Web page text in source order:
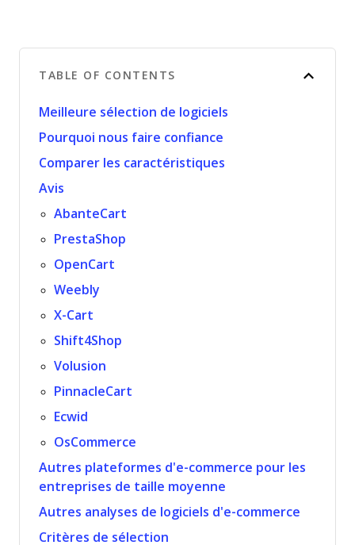
TABLE OF CONTENTS
Meilleure sélection de logiciels
Pourquoi nous faire confiance
Comparer les caractéristiques
Avis
AbanteCart
PrestaShop
OpenCart
Weebly
X-Cart
Shift4Shop
Volusion
PinnacleCart
Ecwid
OsCommerce
Autres plateformes d'e-commerce pour les
entreprises de taille moyenne
Autres analyses de logiciels d'e-commerce
Critères de sélection